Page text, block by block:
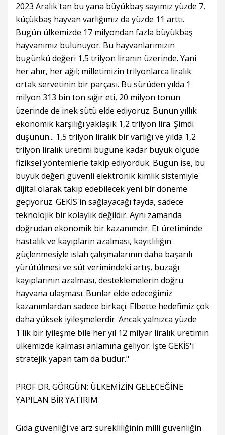
2023 Aralık'tan bu yana büyükbaş sayımız yüzde 7,
küçükbaş hayvan varlığımız da yüzde 11 arttı.
Bugün ülkemizde 17 milyondan fazla büyükbaş
hayvanımız bulunuyor. Bu hayvanlarımızın
bugünkü değeri 1,5 trilyon liranın üzerinde. Yani
her ahır, her ağıl; milletimizin trilyonlarca liralık
ortak servetinin bir parçası. Bu sürüden yılda 1
milyon 313 bin ton sığır eti, 20 milyon tonun
üzerinde de inek sütü elde ediyoruz. Bunun yıllık
ekonomik karşılığı yaklaşık 1,2 trilyon lira. Şimdi
düşünün... 1,5 trilyon liralık bir varlığı ve yılda 1,2
trilyon liralık üretimi bugüne kadar büyük ölçüde
fiziksel yöntemlerle takip ediyorduk. Bugün ise, bu
büyük değeri güvenli elektronik kimlik sistemiyle
dijital olarak takip edebilecek yeni bir döneme
geçiyoruz. GEKİS'in sağlayacağı fayda, sadece
teknolojik bir kolaylık değildir. Aynı zamanda
doğrudan ekonomik bir kazanımdır. Et üretiminde
hastalık ve kayıpların azalması, kayıtlılığın
güçlenmesiyle ıslah çalışmalarının daha başarılı
yürütülmesi ve süt verimindeki artış, buzağı
kayıplarının azalması, desteklemelerin doğru
hayvana ulaşması. Bunlar elde edeceğimiz
kazanımlardan sadece birkaçı. Elbette hedefimiz çok
daha yüksek iyileşmelerdir. Ancak yalnızca yüzde
1'lik bir iyileşme bile her yıl 12 milyar liralık üretimin
ülkemizde kalması anlamına geliyor. İşte GEKİS'i
stratejik yapan tam da budur."
PROF DR. GÖRGÜN: ÜLKEMİZİN GELECEĞİNE
YAPILAN BİR YATIRIM
Gıda güvenliği ve arz sürekliliğinin milli güvenliğin